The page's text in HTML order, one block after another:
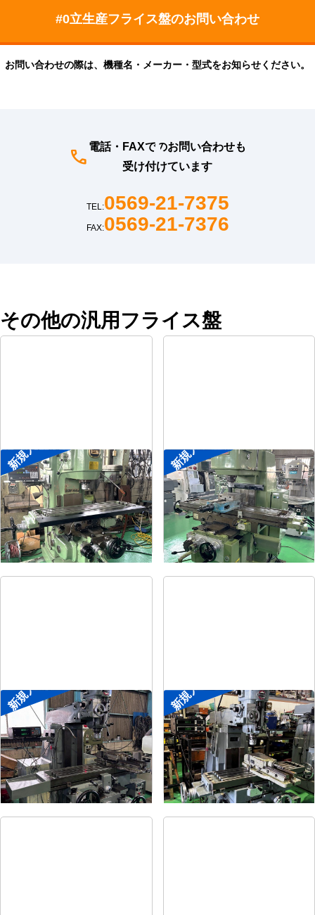
お問い合わせの際は、機種名・メーカー・型式をお知らせください。
電話・FAXでのお問い合わせも
受け付けています
TEL:0569-21-7375
FAX:0569-21-7376
その他の汎用フライス盤
新規入荷
#2立フライス盤
メーカー 平岡工業
形 式MS-V
年 式1993
新規入荷
#2立フライス盤
メーカー 大隈豊和
形 式STM-2V
年 式1990
新規入荷
#2ラムフライス盤
メーカー 静岡
形 式 VHR-SD
年 式-
新規入荷
#1ラムフライス盤
メーカー 静岡
形 式 ST-BC
年 式-